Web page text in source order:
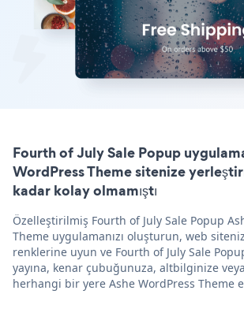
Fourth of July Sale Popup
WordPress Theme sitenize
kadar kolay olmamıştı
Özelleştirilmiş Fourth of July Sale Popup
Theme uygulamanızı oluşturun, web
renklerine uyun ve Fourth of July Sale
yayına, kenar çubuğunuza, altbilginize
herhangi bir yere Ashe WordPress Theme